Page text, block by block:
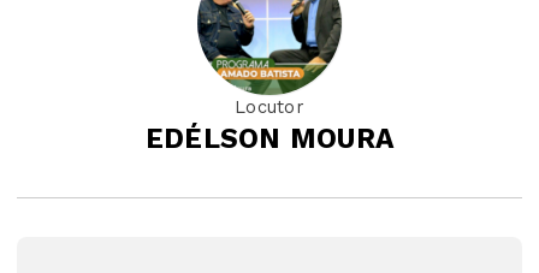
Locutor
EDÉLSON MOURA